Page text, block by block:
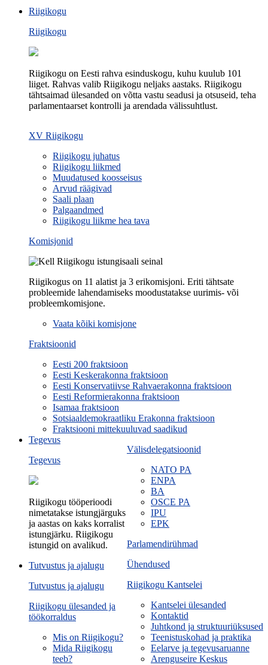
Riigikogu
Riigikogu
Riigikogu on Eesti rahva esinduskogu, kuhu kuulub 101
liiget. Rahvas valib Riigikogu neljaks aastaks. Riigikogu
tähtsaimad ülesanded on võtta vastu seadusi ja otsuseid, teha
parlamentaarset kontrolli ja arendada välissuhtlust.
XV Riigikogu
Riigikogu juhatus
Riigikogu liikmed
Muudatused koosseisus
Arvud räägivad
Saali plaan
Palgaandmed
Riigikogu liikme hea tava
Komisjonid
Riigikogus on 11 alatist ja 3 erikomisjoni. Eriti tähtsate
probleemide lahendamiseks moodustatakse uurimis- või
probleemkomisjone.
Vaata kõiki komisjone
Fraktsioonid
Eesti 200 fraktsioon
Eesti Keskerakonna fraktsioon
Eesti Konservatiivse Rahvaerakonna fraktsioon
Eesti Reformierakonna fraktsioon
Isamaa fraktsioon
Sotsiaaldemokraatliku Erakonna fraktsioon
Fraktsiooni mittekuuluvad saadikud
Välisdelegatsioonid
NATO PA
ENPA
BA
OSCE PA
IPU
EPK
Parlamendirühmad
Ühendused
Riigikogu Kantselei
Kantselei ülesanded
Kontaktid
Juhtkond ja struktuuriüksused
Teenistuskohad ja praktika
Eelarve ja tegevusaruanne
Arenguseire Keskus
Tegevus
Tegevus
Riigikogu tööperioodi
nimetatakse istungjärguks
ja aastas on kaks korralist
istungjärku. Riigikogu
istungid on avalikud.
Tutvustus ja ajalugu
Tutvustus ja ajalugu
Riigikogu ülesanded ja
töökorraldus
Mis on Riigikogu?
Mida Riigikogu
teeb?